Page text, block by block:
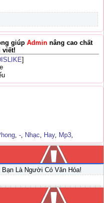
giúp Admin nâng cao chất
viết!
]
, -, Nhạc, Hay, Mp3,
Bạn Là Người Có Văn Hóa!